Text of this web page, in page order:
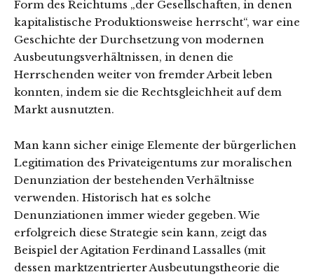
Form des Reichtums „der Gesellschaften, in denen
kapitalistische Produktionsweise herrscht“, war eine
Geschichte der Durchsetzung von modernen
Ausbeutungsverhältnissen, in denen die
Herrschenden weiter von fremder Arbeit leben
konnten, indem sie die Rechtsgleichheit auf dem
Markt ausnutzten.
Man kann sicher einige Elemente der bürgerlichen
Legitimation des Privateigentums zur moralischen
Denunziation der bestehenden Verhältnisse
verwenden. Historisch hat es solche
Denunziationen immer wieder gegeben. Wie
erfolgreich diese Strategie sein kann, zeigt das
Beispiel der Agitation Ferdinand Lassalles (mit
dessen marktzentrierter Ausbeutungstheorie die